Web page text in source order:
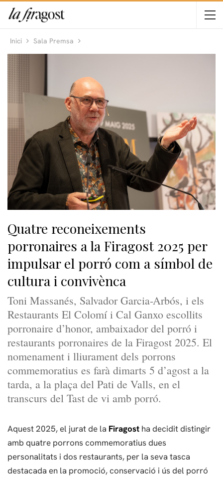
Inici Sala Premsa
Quatre reconeixements
porronaires a la Firagost 2025 per
impulsar el porró com a símbol de
cultura i convivènca
Toni Massanés, Salvador Garcia-Arbós, i els
Restaurants El Colomí i Cal Ganxo escollits
porronaire d’honor, ambaixador del porró i
restaurants porronaires de la Firagost 2025. El
nomenament i lliurament dels porrons
commemoratius es farà dimarts 5 d’agost a la
tarda, a la plaça del Pati de Valls, en el
transcurs del Tast de vi amb porró.
Aquest 2025, el jurat de la Firagost ha decidit distingir
amb quatre porrons commemoratius dues
personalitats i dos restaurants, per la seva tasca
destacada en la promoció, conservació i ús del porró